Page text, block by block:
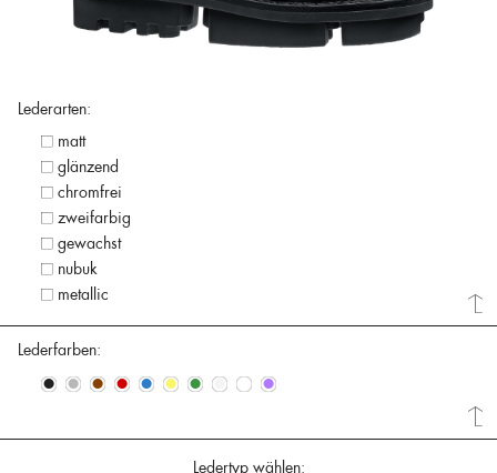
Lederarten:
matt
glänzend
chromfrei
zweifarbig
gewachst
nubuk
metallic
Lederfarben:
• • • • • • • • • •
Ledertyp wählen: